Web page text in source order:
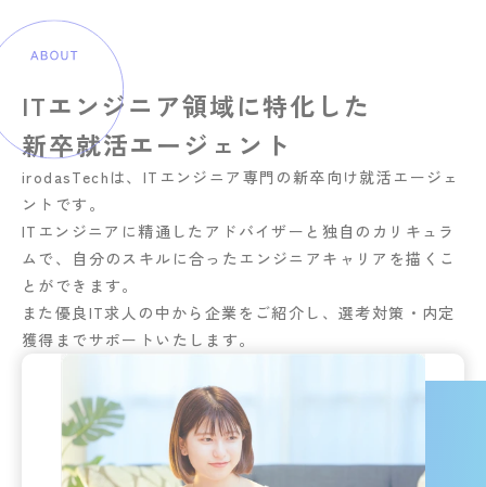
ITエンジニア領域に特化した
新卒就活エージェント
irodasTechは、ITエンジニア専門の新卒向け就活エージェ
ントです。
ITエンジニアに精通したアドバイザーと独自のカリキュラ
ムで、自分のスキルに合ったエンジニアキャリアを描くこ
とができます。
また優良IT求人の中から企業をご紹介し、選考対策・内定
獲得までサポートいたします。